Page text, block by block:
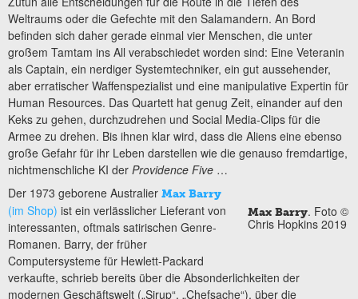
Weltraums oder die Gefechte mit den Salamandern. An Bord
befinden sich daher gerade einmal vier Menschen, die unter
großem Tamtam ins All verabschiedet worden sind: Eine Veteranin
als Captain, ein nerdiger Systemtechniker, ein gut aussehender,
aber erratischer Waffenspezialist und eine manipulative Expertin für
Human Resources. Das Quartett hat genug Zeit, einander auf den
Keks zu gehen, durchzudrehen und Social Media-Clips für die
Armee zu drehen. Bis ihnen klar wird, dass die Aliens eine ebenso
große Gefahr für ihr Leben darstellen wie die genauso fremdartige,
nichtmenschliche KI der Providence Five …
Max Barry. Foto ©
Chris Hopkins 2019
Der 1973 geborene Australier Max Barry
(im Shop) ist ein verlässlicher Lieferant von
interessanten, oftmals satirischen Genre-
Romanen. Barry, der früher
Computersysteme für Hewlett-Packard
verkaufte, schrieb bereits über die Absonderlichkeiten der
modernen Geschäftswelt („Sirup“, „Chefsache“), über die